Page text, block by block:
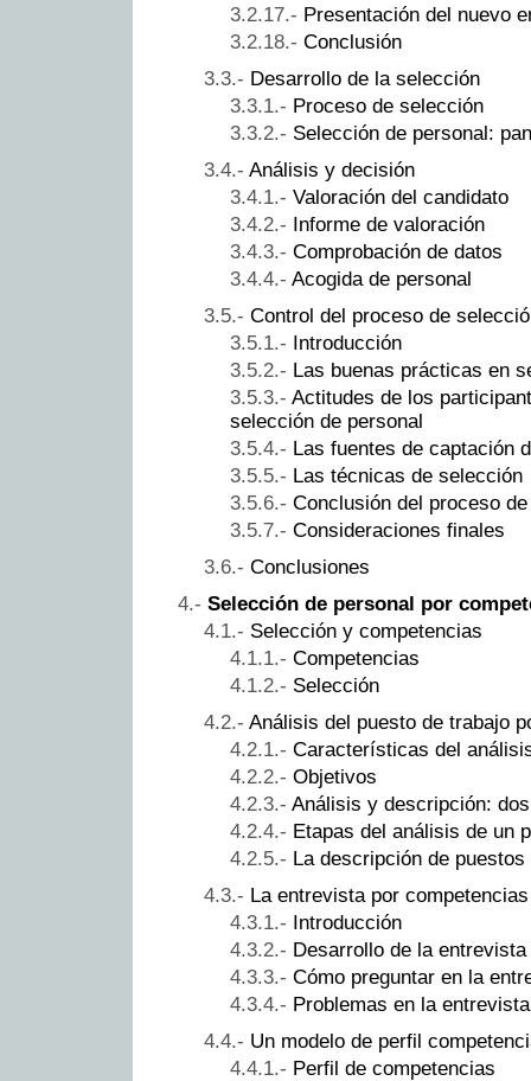
Presentación del nuevo
Conclusión
Desarrollo de la selección
Proceso de selección
Selección de personal:
Análisis y decisión
Valoración del candidato
Informe de valoración
Comprobación de datos
Acogida de personal
Control del proceso de
Introducción
Las buenas prácticas en
Actitudes de los
selección de personal
Las fuentes de captación
Las técnicas de selección
Conclusión del proceso
Consideraciones finales
Conclusiones
Selección de personal por
Selección y competencias
Competencias
Selección
Análisis del puesto de trabajo
Características del
Objetivos
Análisis y descripción:
Etapas del análisis de un
La descripción de puestos
La entrevista por competencias
Introducción
Desarrollo de la entrevista
Cómo preguntar en la
Problemas en la entrevista
Un modelo de perfil
Perfil de competencias